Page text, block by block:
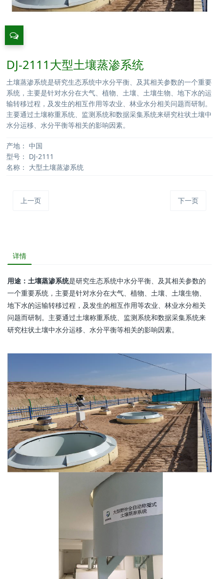
DJ-2111大型土壤蒸渗系统
土壤蒸渗系统是研究生态系统中水分平衡、及其相关参数的一个重要
系统，主要是针对水分在大气、植物、土壤、土壤生物、地下水的运
输转移过程，及发生的相互作用等农业、林业水分相关问题而研制。
主要通过土壤称重系统、监测系统和数据采集系统来研究柱状土壤中
水分运移、水分平衡等相关的影响因素。
产地： 中国
型号： DJ-2111
名称： 大型土壤蒸渗系统
上一页 下一页
详情
用途：土壤蒸渗系统是研究生态系统中水分平衡、及其相关参数的
一个重要系统，主要是针对水分在大气、植物、土壤、土壤生物、
地下水的运输转移过程，及发生的相互作用等农业、林业水分相关
问题而研制。主要通过土壤称重系统、监测系统和数据采集系统来
研究柱状土壤中水分运移、水分平衡等相关的影响因素。